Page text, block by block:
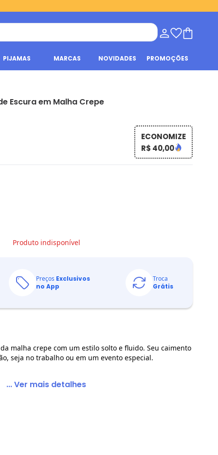
PIJAMAS MARCAS NOVIDADES PROMOÇÕES
Escura em Malha Crepe
ECONOMIZE
R$ 40,00
Produto indisponível
Preços Exclusivos
no App
Troca
Grátis
malha crepe com um estilo solto e fluido. Seu caimento
seja no trabalho ou em um evento especial.
... Ver mais detalhes